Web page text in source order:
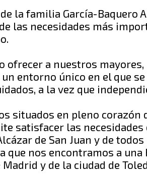
la familia García-Baquero
las necesidades más
ofrecer a nuestros mayores,
entorno único en el que
a la vez que
situados en pleno corazón
satisfacer las necesidades
de San Juan y de todos
que nos encontramos a una
y de la ciudad de